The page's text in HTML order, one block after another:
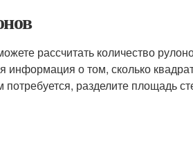
рассчитать количество
о том, сколько
потребуется, разделите площадь